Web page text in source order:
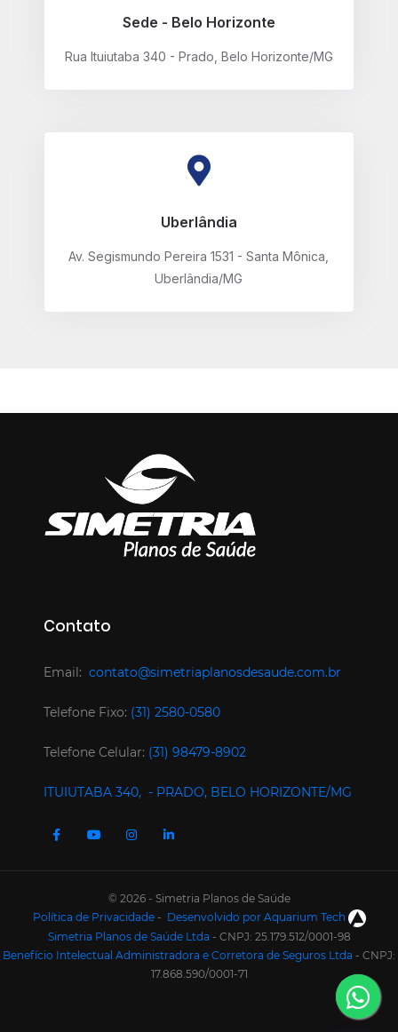
Sede - Belo Horizonte
Rua Ituiutaba 340 - Prado, Belo Horizonte/MG
Uberlândia
Av. Segismundo Pereira 1531 - Santa Mônica,
Uberlândia/MG
Contato
Email: contato@simetriaplanosdesaude.com.br
Telefone Fixo: (31) 2580-0580
Telefone Celular: (31) 98479-8902
ITUIUTABA 340, - PRADO, BELO HORIZONTE/MG
© 2026 - Simetria Planos de Saúde
Política de Privacidade- Desenvolvido por Aquarium Tech
Simetria Planos de Saúde Ltda - CNPJ: 25.179.512/0001-98
Benefício Intelectual Administradora e Corretora de Seguros Ltda - CNPJ:
17.868.590/0001-71